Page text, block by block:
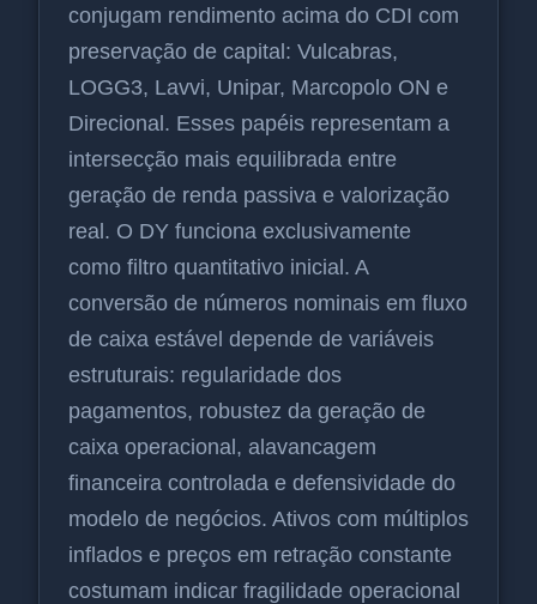
conjugam rendimento acima do CDI com
preservação de capital: Vulcabras,
LOGG3, Lavvi, Unipar, Marcopolo ON e
Direcional. Esses papéis representam a
intersecção mais equilibrada entre
geração de renda passiva e valorização
real. O DY funciona exclusivamente
como filtro quantitativo inicial. A
conversão de números nominais em fluxo
de caixa estável depende de variáveis
estruturais: regularidade dos
pagamentos, robustez da geração de
caixa operacional, alavancagem
financeira controlada e defensividade do
modelo de negócios. Ativos com múltiplos
inflados e preços em retração constante
costumam indicar fragilidade operacional